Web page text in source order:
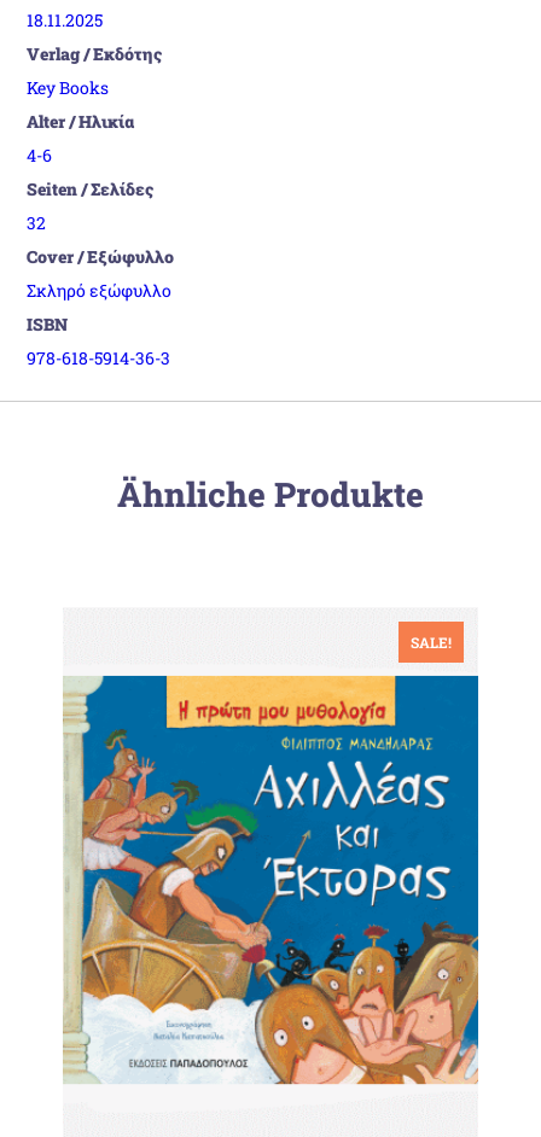
18.11.2025
Verlag / Εκδότης
Key Books
Alter / Ηλικία
4-6
Seiten / Σελίδες
32
Cover / Εξώφυλλο
Σκληρό εξώφυλλο
ISBN
978-618-5914-36-3
Ähnliche Produkte
SALE!